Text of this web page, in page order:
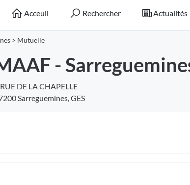
Acceuil Rechercher Actualités
> Mutuelle
-
DE LA CHAPELLE
Sarreguemines, GES